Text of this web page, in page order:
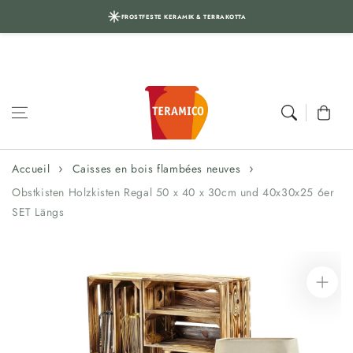
FROSTFESTE KERAMIK & TERRAKOTTA
Aller au
Panier
Accueil
Caisses en bois flambées neuves
Obstkisten Holzkisten Regal 50 x 40 x 30cm und 40x30x25 6er
SET Längs
sur le produit